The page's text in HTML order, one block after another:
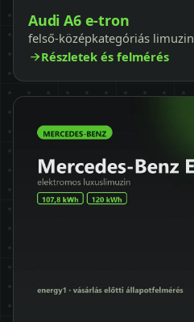
Audi A6 e-tron
felső-középkategóriás limuzin
Részletek és felmérés